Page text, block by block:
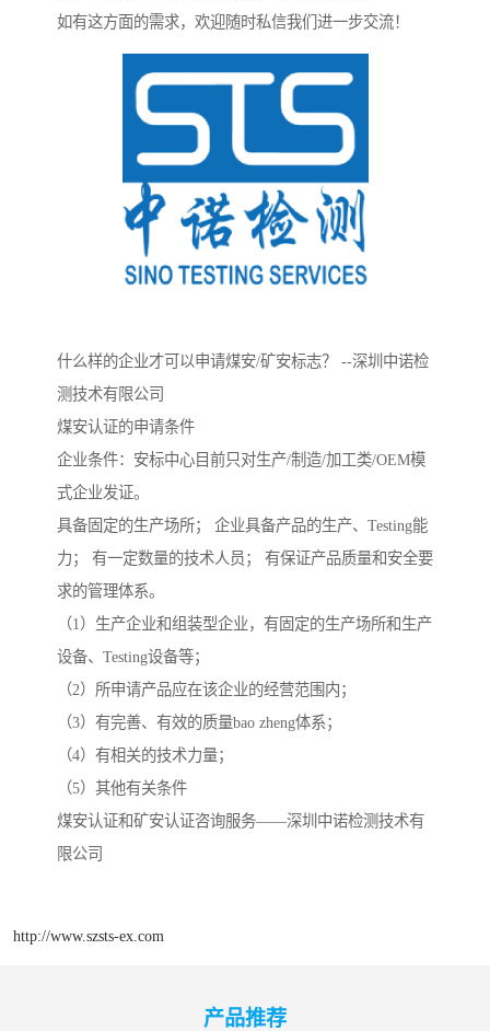
如有这方面的需求，欢迎随时私信我们进一步交流！
什么样的企业才可以申请煤安/矿安标志？ --深圳中诺检
测技术有限公司
煤安认证的申请条件
企业条件：安标中心目前只对生产/制造/加工类/OEM模
式企业发证。
具备固定的生产场所； 企业具备产品的生产、Testing能
力； 有一定数量的技术人员； 有保证产品质量和安全要
求的管理体系。
（1）生产企业和组装型企业，有固定的生产场所和生产
设备、Testing设备等；
（2）所申请产品应在该企业的经营范围内；
（3）有完善、有效的质量bao zheng体系；
（4）有相关的技术力量；
（5）其他有关条件
煤安认证和矿安认证咨询服务——深圳中诺检测技术有
限公司
http://www.szsts-ex.com
产品推荐